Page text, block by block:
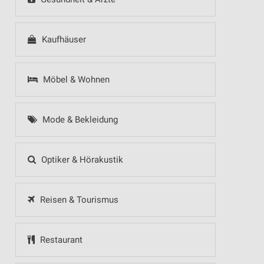
Kaufhäuser
Möbel & Wohnen
Mode & Bekleidung
Optiker & Hörakustik
Reisen & Tourismus
Restaurant